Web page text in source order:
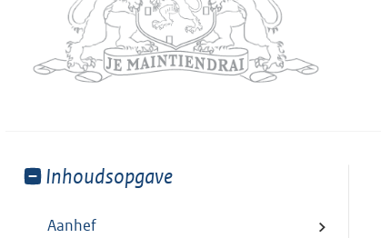
Toon
van:
Inhoudsopgave
Aanhef